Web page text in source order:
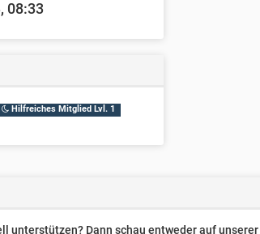
08:33
Hilfreiches Mitglied Lvl. 1
unterstützen? Dann schau entweder auf unserer